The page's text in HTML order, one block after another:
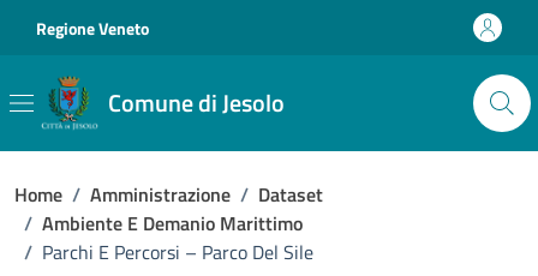
Regione Veneto
Comune di Jesolo
Home / Amministrazione / Dataset
/ Ambiente E Demanio Marittimo
/ Parchi E Percorsi – Parco Del Sile